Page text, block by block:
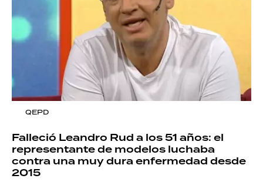
QEPD
Falleció Leandro Rud a los 51 años: el
representante de modelos luchaba
contra una muy dura enfermedad desde
2015